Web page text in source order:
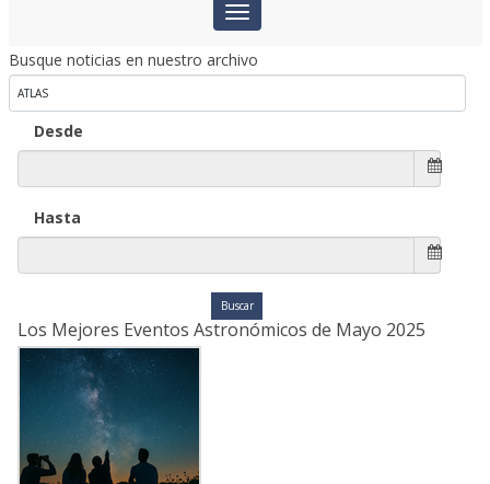
Busque noticias en nuestro archivo
Desde
Hasta
Los Mejores Eventos Astronómicos de Mayo 2025